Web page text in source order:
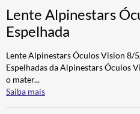
Lente Alpinestars
Espelhada
Lente Alpinestars Óculos Vision 8/
Espelhadas da Alpinestars Óculos
o mater...
Saiba mais
5º LUVA
6º BAU
7º ALPINESTAR
8º
9º BOTAS